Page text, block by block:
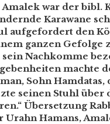
Amalek war der bibl.
Karawane
aufgefordert den
ganzen Gefolge
sein Nachkomme
machte
Sohn
seinen Stuhl
Übersetzung
Urahn Hamans,